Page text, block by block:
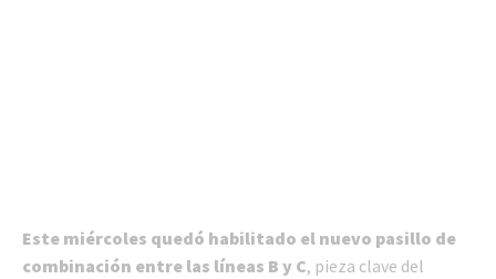
Este miércoles quedó habilitado el nuevo pasillo de
combinación entre las líneas B y C, pieza clave del